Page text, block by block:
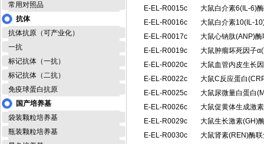
常用对照品
抗体
抗体抗原（可产业化）
一抗
标记抗体（一抗）
标记抗体（二抗）
免疫球蛋白抗原
国产培养基
袋装颗粒培养基
瓶装颗粒培养基
E-EL-R0015c
大鼠白介素6(IL-6)
E-EL-R0016c
大鼠白介素10(IL-
E-EL-R0017c
大鼠心钠肽(ANP)
E-EL-R0019c
大鼠肿瘤坏死因子
E-EL-R0020c
大鼠血管内皮生长
E-EL-R0022c
大鼠C反应蛋白
E-EL-R0025c
大鼠尿微量白蛋白
E-EL-R0026c
大鼠促黄体生成激
E-EL-R0029c
大鼠生长激素(GH)
E-EL-R0030c
大鼠肾素(REN)酶